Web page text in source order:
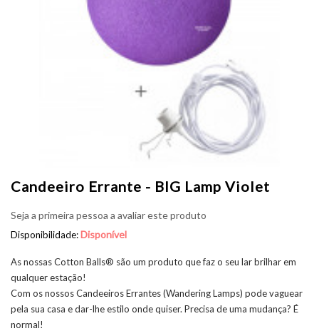
Candeeiro Errante - BIG Lamp Violet
Seja a primeira pessoa a avaliar este produto
Disponibilidade:Disponível
As nossas Cotton Balls® são um produto que faz o seu lar brilhar em
qualquer estação!
Com os nossos Candeeiros Errantes (Wandering Lamps) pode vaguear
pela sua casa e dar-lhe estilo onde quiser. Precisa de uma mudança? É
normal!